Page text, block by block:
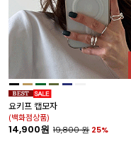
요키프 캡모자
(백화점상품)
14,900원 19,800원 25%